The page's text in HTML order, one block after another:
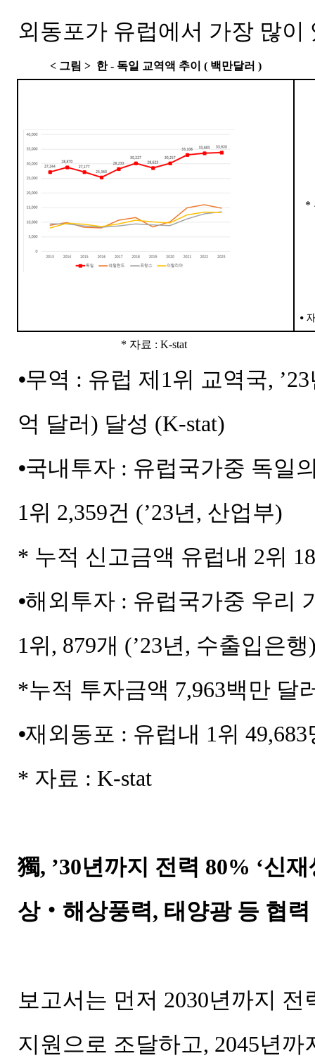
외동포가 유럽에서 가장 많이
< 그림 > 한- 독일 교역액 추이 ( 백만달러 )
*
⦁
* 자료 : K-stat
⦁무역 : 유럽 제1위 교역국,
억 달러) 달성 (K-stat)
⦁국내투자 : 유럽국가중 독일
1위 2,359건 (’23년, 산업부)
* 누적 신고금액 유럽내 2위
⦁해외투자 : 유럽국가중 우리
1위, 879개 (’23년, 수출입은행
*누적 투자금액 7,963백만 달
⦁재외동포 : 유럽내 1위
* 자료 : K-stat
獨, ’30년까지 전력 80% ‘신
상‧해상풍력, 태양광 등 협력
보고서는 먼저 2030년까지
지원으로 조달하고, 2045년